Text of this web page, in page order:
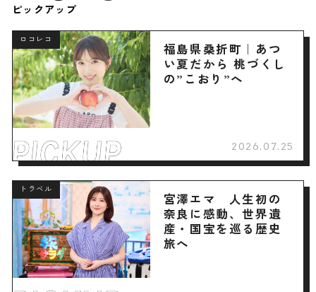
ピックアップ
ロコレコ
福島県桑折町｜あつ
い夏だから 桃づくし
の”こおり”へ
2026.07.25
トラベル
宮澤エマ 人生初の
奈良に感動、世界遺
産・国宝を巡る歴史
旅へ